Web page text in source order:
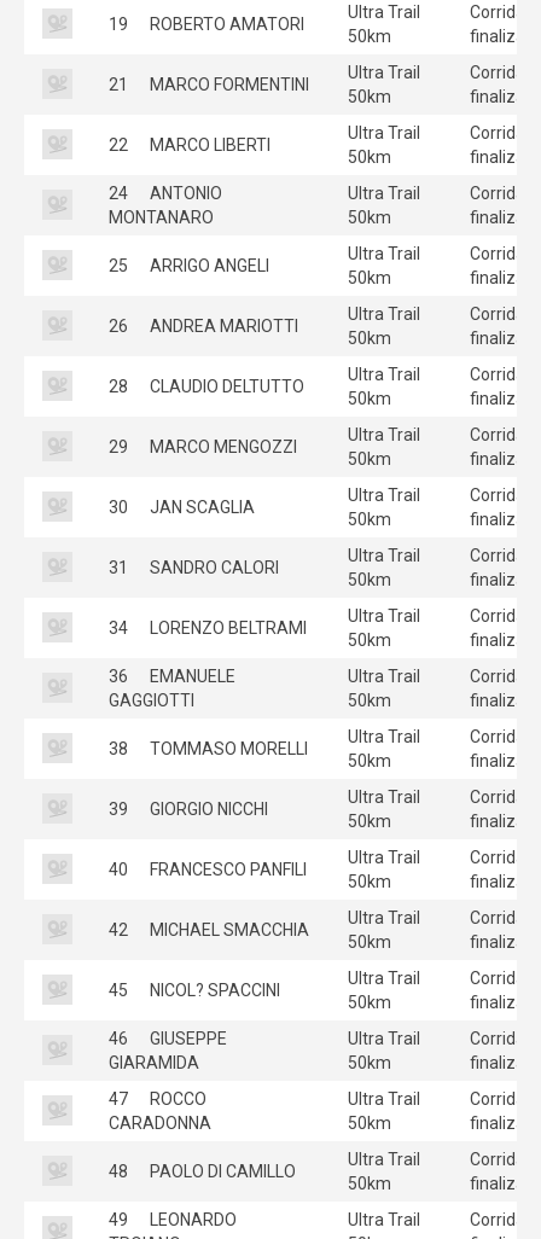
19 ROBERTO AMATORI
Ultra Trail
50km
Corrida
21 MARCO FORMENTINI
Ultra Trail
50km
Corrida
22 MARCO LIBERTI
Ultra Trail
50km
Corrida
24
ANTONIO
MONTANARO
Ultra Trail
50km
Corrida
25 ARRIGO ANGELI
Ultra Trail
50km
Corrida
26 ANDREA MARIOTTI
Ultra Trail
50km
Corrida
28 CLAUDIO DELTUTTO
Ultra Trail
50km
Corrida
29 MARCO MENGOZZI
Ultra Trail
50km
Corrida
30 JAN SCAGLIA
Ultra Trail
50km
Corrida
31 SANDRO CALORI
Ultra Trail
50km
Corrida
34 LORENZO BELTRAMI
Ultra Trail
50km
Corrida
36
EMANUELE
GAGGIOTTI
Ultra Trail
50km
Corrida
38 TOMMASO MORELLI
Ultra Trail
50km
Corrida
39 GIORGIO NICCHI
Ultra Trail
50km
Corrida
40 FRANCESCO PANFILI
Ultra Trail
50km
Corrida
42 MICHAEL SMACCHIA
Ultra Trail
50km
Corrida
45 NICOL? SPACCINI
Ultra Trail
50km
Corrida
46
GIUSEPPE
GIARAMIDA
Ultra Trail
50km
Corrida
47
ROCCO
CARADONNA
Ultra Trail
50km
Corrida
48 PAOLO DI CAMILLO
Ultra Trail
50km
Corrida
49
LEONARDO
Ultra Trail
Corrida